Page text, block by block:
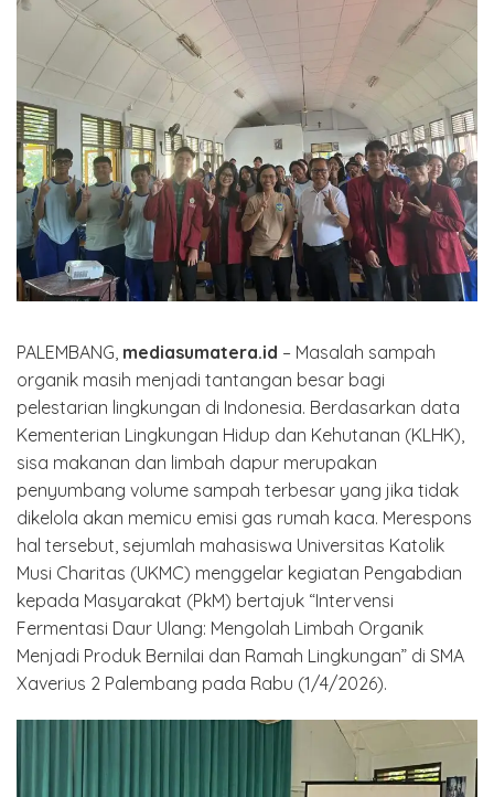
PALEMBANG, mediasumatera.id – Masalah sampah
organik masih menjadi tantangan besar bagi
pelestarian lingkungan di Indonesia. Berdasarkan data
Kementerian Lingkungan Hidup dan Kehutanan (KLHK),
sisa makanan dan limbah dapur merupakan
penyumbang volume sampah terbesar yang jika tidak
dikelola akan memicu emisi gas rumah kaca. Merespons
hal tersebut, sejumlah mahasiswa Universitas Katolik
Musi Charitas (UKMC) menggelar kegiatan Pengabdian
kepada Masyarakat (PkM) bertajuk “Intervensi
Fermentasi Daur Ulang: Mengolah Limbah Organik
Menjadi Produk Bernilai dan Ramah Lingkungan” di SMA
Xaverius 2 Palembang pada Rabu (1/4/2026).